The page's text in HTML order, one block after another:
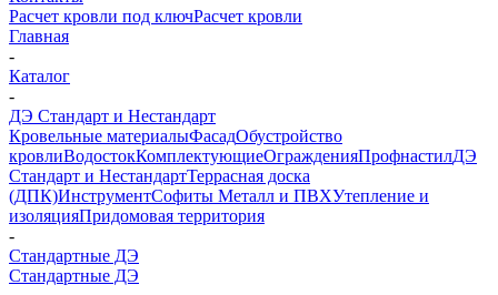
Расчет кровли под ключРасчет кровли
Главная
-
Каталог
-
ДЭ Стандарт и Нестандарт
Кровельные материалыФасадОбустройство
кровлиВодостокКомплектующиеОгражденияПрофнастилДЭ
Стандарт и НестандартТеррасная доска
(ДПК)ИнструментСофиты Металл и ПВХУтепление и
изоляцияПридомовая территория
-
Стандартные ДЭ
Стандартные ДЭ